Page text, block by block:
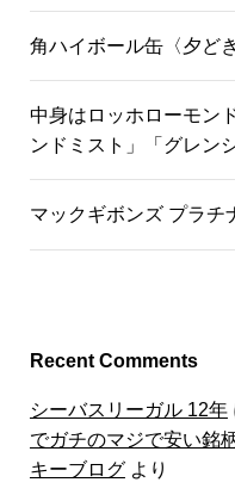
角ハイボール缶〈夕どき
中身はロッホローモン
ンドミスト」「グレン
マックギボンズ プラチ
Recent Comments
シーバスリーガル 12年
でガチのマジで安い銘
キーブログより